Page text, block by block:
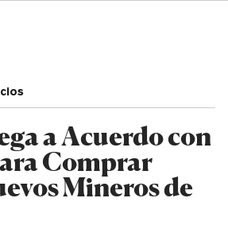
a Acuerdo con
Comprar
Mineros de